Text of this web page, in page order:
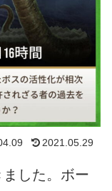
2021.05.29
した。ボー